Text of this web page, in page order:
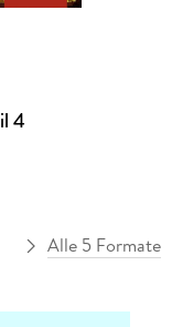
4
Alle 5 Formate